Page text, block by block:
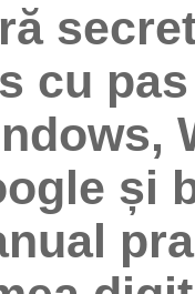
cu
și